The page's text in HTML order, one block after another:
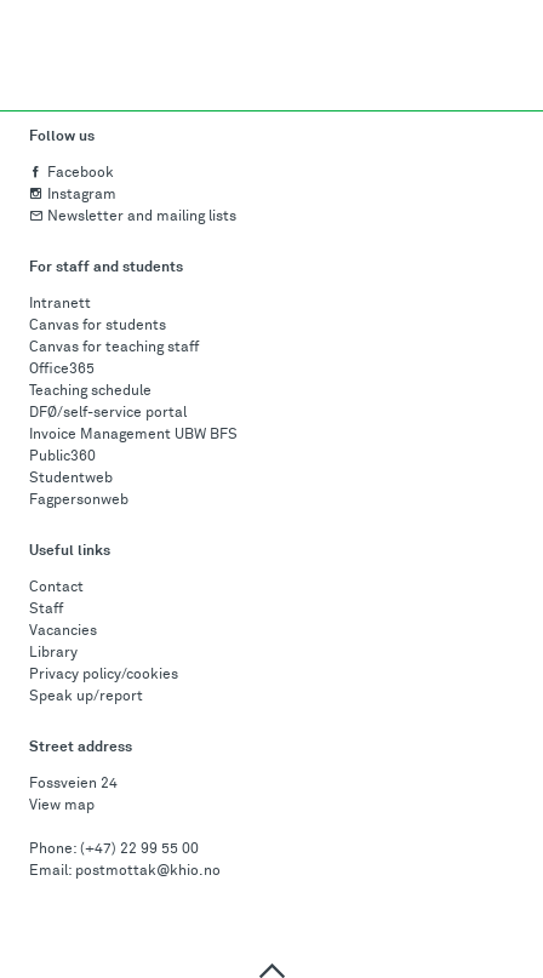
Follow us
Facebook
Instagram
Newsletter and mailing lists
For staff and students
Intranett
Canvas for students
Canvas for teaching staff
Office365
Teaching schedule
DFØ/self-service portal
Invoice Management UBW BFS
Public360
Studentweb
Fagpersonweb
Useful links
Contact
Staff
Vacancies
Library
Privacy policy/cookies
Speak up/report
Street address
Fossveien 24
View map
Phone: (+47) 22 99 55 00
Email: postmottak@khio.no